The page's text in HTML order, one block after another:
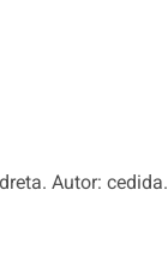
Autor: cedida.